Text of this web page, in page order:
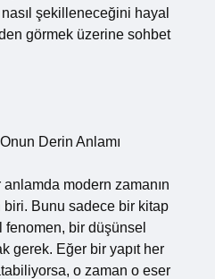
şekilleneceğini hayal
görmek üzerine sohbet
Derin Anlamı
modern zamanın
Bunu sadece bir kitap
bir düşünsel
gerek. Eğer bir yapıt her
o zaman o eser